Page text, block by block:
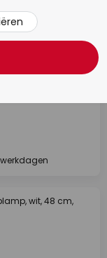
wit, 51 cm,
werkdagen
wit, 48 cm,